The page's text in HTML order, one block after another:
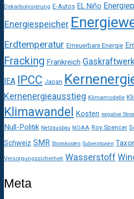
Dekarbonisierung E-Autos EL Niño
Energiespeicher
Erdtemperatur Erneuerbare Energie
Fracking Frankreich
IEA IPCC Japan
Kernenergieausstieg Klimamodelle
Klimawandel Kosten negative
Null-Politik Netzausbau NOAA Roy Spencer
Schweiz SMR Stromkosten Subventionen
Versorgungssicherheit Wasserstoff
Meta